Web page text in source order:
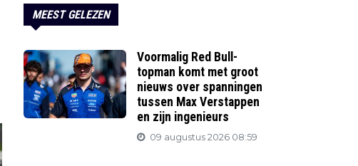
MEEST GELEZEN
Voormalig Red Bull-
topman komt met groot
nieuws over spanningen
tussen Max Verstappen
en zijn ingenieurs
09 augustus 2026 08:59